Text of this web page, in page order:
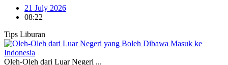
21 July 2026
08:22
Tips Liburan
Oleh-Oleh dari Luar Negeri ...